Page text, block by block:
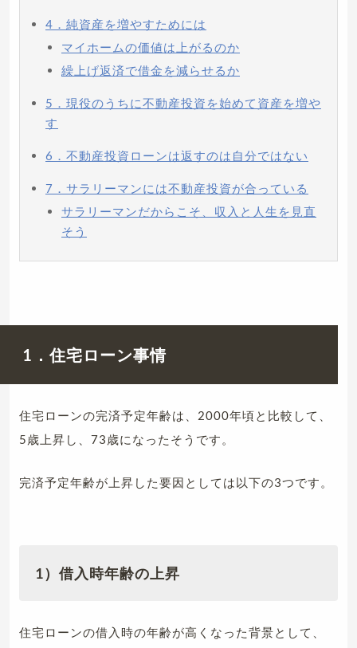
4．純資産を増やすためには
マイホームの価値は上がるのか
繰上げ返済で借金を減らせるか
5．現役のうちに不動産投資を始めて資産を増や
す
6．不動産投資ローンは返すのは自分ではない
7．サラリーマンには不動産投資が合っている
サラリーマンだからこそ、収入と人生を見直
そう
1．住宅ローン事情
住宅ローンの完済予定年齢は、2000年頃と比較して、
5歳上昇し、73歳になったそうです。
完済予定年齢が上昇した要因としては以下の3つです。
1）借入時年齢の上昇
住宅ローンの借入時の年齢が高くなった背景として、